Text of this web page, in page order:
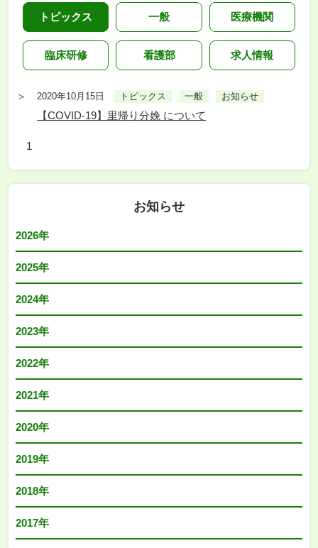
トピックス 一般 医療機関
臨床研修 看護部 求人情報
2020年10月15日 トピックス 一般 お知らせ
【COVID-19】里帰り分娩 について
1
お知らせ
2026年
2025年
2024年
2023年
2022年
2021年
2020年
2019年
2018年
2017年